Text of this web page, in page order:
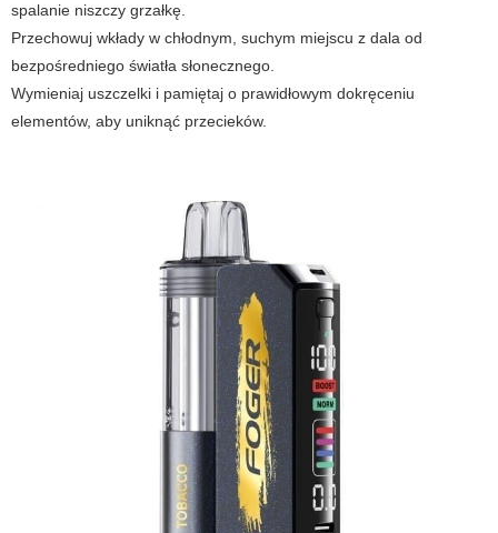
spalanie niszczy grzałkę.
Przechowuj wkłady w chłodnym, suchym miejscu z dala od
bezpośredniego światła słonecznego.
Wymieniaj uszczelki i pamiętaj o prawidłowym dokręceniu
elementów, aby uniknąć przecieków.